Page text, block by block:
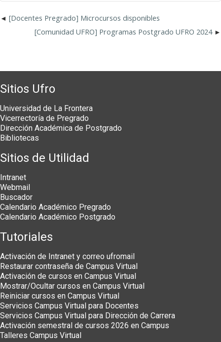
[Docentes Pregrado] Microcursos disponibles
[Comunidad UFRO] Programas Postgrado UFRO 2024
Sitios Ufro
Universidad de La Frontera
Vicerrectoría de Pregrado
Dirección Académica de Postgrado
Bibliotecas
Sitios de Utilidad
Intranet
Webmail
Buscador
Calendario Académico Pregrado
Calendario Académico Postgrado
Tutoriales
Activación de Intranet y correo ufromail
Restaurar contraseña de Campus Virtual
Activación de cursos en Campus Virtual
Mostrar/Ocultar cursos en Campus Virtual
Reiniciar cursos en Campus Virtual
Servicios Campus Virtual para Docentes
Servicios Campus Virtual para Dirección de Carrera
Activación semestral de cursos 2026 en Campus
Talleres Campus Virtual